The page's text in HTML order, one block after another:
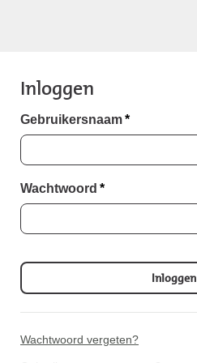
Inloggen
Gebruikersnaam*
Wachtwoord *
Inloggen
Wachtwoord vergeten?